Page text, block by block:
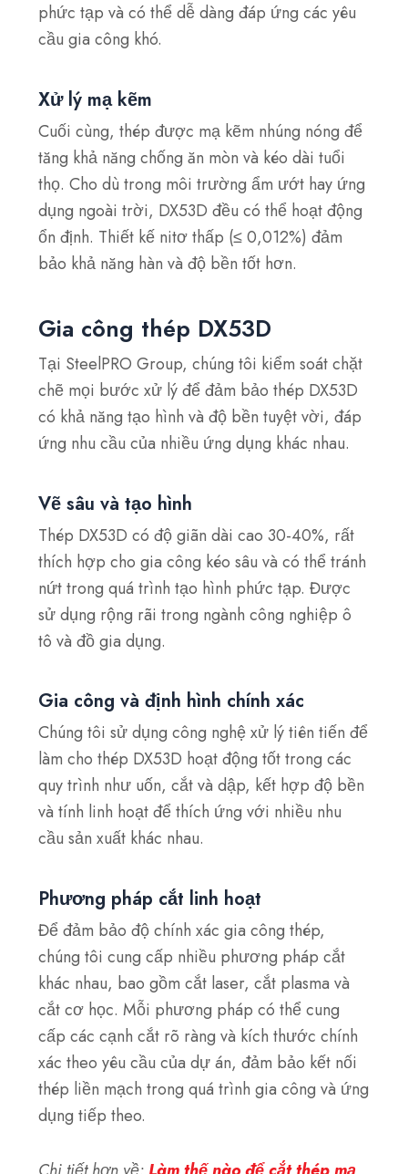
phức tạp và có thể dễ dàng đáp ứng các yêu
cầu gia công khó.
Xử lý mạ kẽm
Cuối cùng, thép được mạ kẽm nhúng nóng để
tăng khả năng chống ăn mòn và kéo dài tuổi
thọ. Cho dù trong môi trường ẩm ướt hay ứng
dụng ngoài trời, DX53D đều có thể hoạt động
ổn định. Thiết kế nitơ thấp (≤ 0,012%) đảm
bảo khả năng hàn và độ bền tốt hơn.
Gia công thép DX53D
Tại SteelPRO Group, chúng tôi kiểm soát chặt
chẽ mọi bước xử lý để đảm bảo thép DX53D
có khả năng tạo hình và độ bền tuyệt vời, đáp
ứng nhu cầu của nhiều ứng dụng khác nhau.
Vẽ sâu và tạo hình
Thép DX53D có độ giãn dài cao 30-40%, rất
thích hợp cho gia công kéo sâu và có thể tránh
nứt trong quá trình tạo hình phức tạp. Được
sử dụng rộng rãi trong ngành công nghiệp ô
tô và đồ gia dụng.
Gia công và định hình chính xác
Chúng tôi sử dụng công nghệ xử lý tiên tiến để
làm cho thép DX53D hoạt động tốt trong các
quy trình như uốn, cắt và dập, kết hợp độ bền
và tính linh hoạt để thích ứng với nhiều nhu
cầu sản xuất khác nhau.
Phương pháp cắt linh hoạt
Để đảm bảo độ chính xác gia công thép,
chúng tôi cung cấp nhiều phương pháp cắt
khác nhau, bao gồm cắt laser, cắt plasma và
cắt cơ học. Mỗi phương pháp có thể cung
cấp các cạnh cắt rõ ràng và kích thước chính
xác theo yêu cầu của dự án, đảm bảo kết nối
thép liền mạch trong quá trình gia công và ứng
dụng tiếp theo.